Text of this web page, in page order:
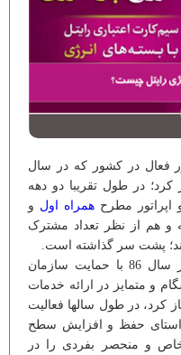
فعال در کشور که در سال
کرد؛ در طول تقریبا دو دهه
مطرح همراه اول و
هم از نظر تعداد مشترک
پشت سر گذاشته است.
شرکت خدمات ارتباطی رایتل که در سال 86 با حمایت سازمان
و متمایز در ارائه خدمات
کرد، در طول سالها فعالیت
حفظ و افزایش سطح
و منحصر بفردی را در